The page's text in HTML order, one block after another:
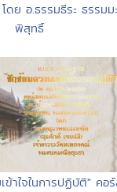
ย อ.ธรรมธีระ ธรรมมะ
พิสุทธิ์
ข้าใจในการปฏิบัติ" คอ